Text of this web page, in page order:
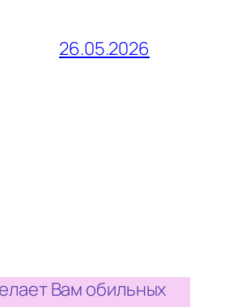
26.05.2026
Вам обильных